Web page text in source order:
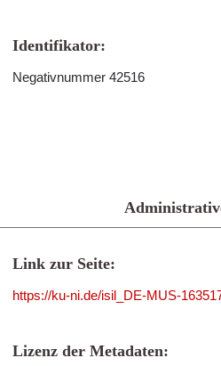
Identifikator:
Negativnummer 42516
Link zur Seite:
https://ku-ni.de/isil_DE-MUS-
Lizenz der Metadaten: